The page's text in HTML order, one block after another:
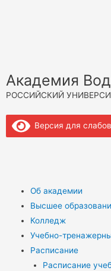
Академия
РОССИЙСКИЙ
Версия для
Об академии
Высшее
Колледж
Учебно-
Расписание
Расписание